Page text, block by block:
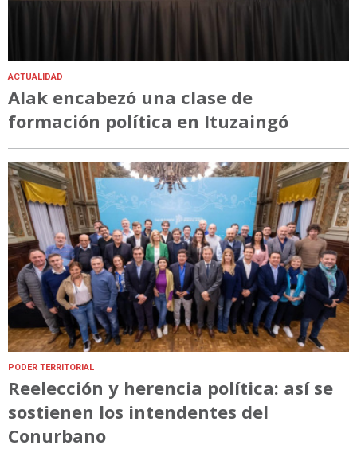
ACTUALIDAD
Alak encabezó una clase de
formación política en Ituzaingó
PODER TERRITORIAL
Reelección y herencia política: así se
sostienen los intendentes del
Conurbano